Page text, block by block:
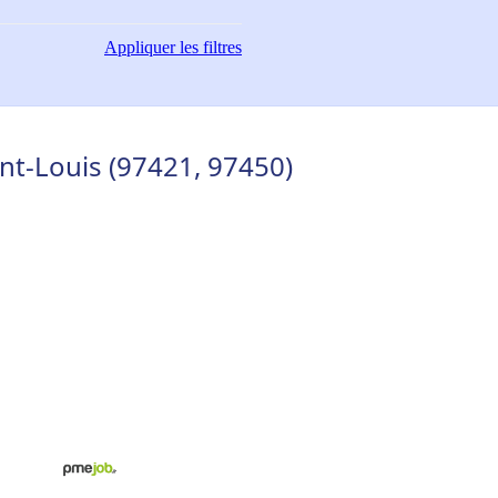
Appliquerles filtres
Louis (97421, 97450)